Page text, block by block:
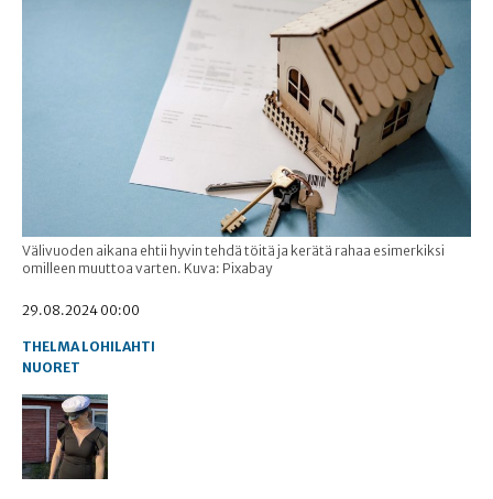
Välivuoden aikana ehtii hyvin tehdä töitä ja kerätä rahaa esimerkiksi
omilleen muuttoa varten. Kuva: Pixabay
29.08.2024 00:00
THELMA LOHILAHTI
NUORET